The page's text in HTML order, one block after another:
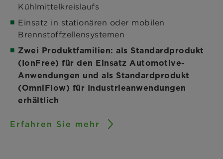
Kühlmittelkreislaufs
Einsatz in stationären oder mobilen
Brennstoffzellensystemen
Zwei Produktfamilien: als Standardprodukt
(IonFree) für den Einsatz Automotive-
Anwendungen und als Standardprodukt
(OmniFlow) für Industrieanwendungen
erhältlich
Erfahren Sie mehr